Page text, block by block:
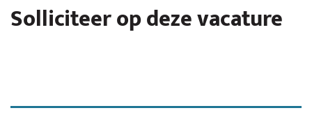
Solliciteer op deze vacature